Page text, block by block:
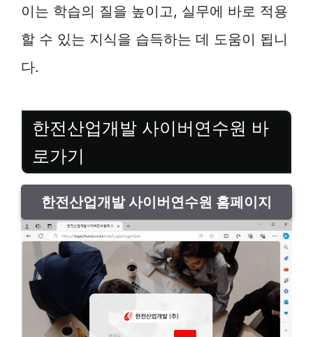
이는 학습의 질을 높이고, 실무에 바로 적용
할 수 있는 지식을 습득하는 데 도움이 됩니
다.
한전산업개발 사이버연수원 바
로가기
한전산업개발 사이버연수원 홈페이지